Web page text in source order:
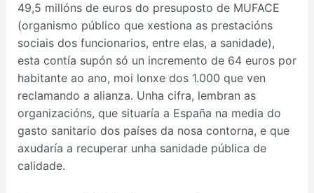
49,5 millóns de euros do presuposto de MUFACE
(organismo público que xestiona as prestacións
sociais dos funcionarios, entre elas, a sanidade),
esta contía supón só un incremento de 64 euros por
habitante ao ano, moi lonxe dos 1.000 que ven
reclamando a alianza. Unha cifra, lembran as
organizacións, que situaría a España na media do
gasto sanitario dos países da nosa contorna, e que
axudaría a recuperar unha sanidade pública de
calidade.